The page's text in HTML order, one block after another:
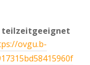
teilzeitgeeignet
ovgu.b-